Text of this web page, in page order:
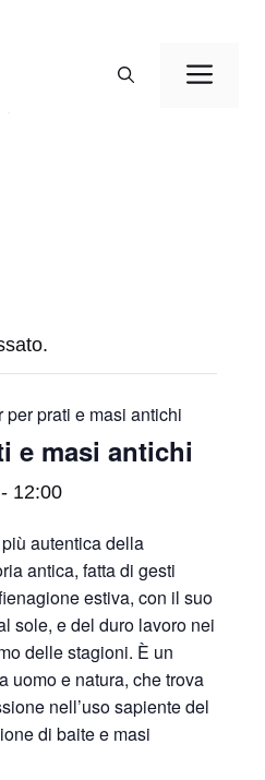
per prati e masi antichi
e masi antichi
- 12:00
autentica della
antica, fatta di gesti
estiva, con il suo
sole, e del duro lavoro nei
delle stagioni. È un
uomo e natura, che trova
nell’uso sapiente del
di baite e masi